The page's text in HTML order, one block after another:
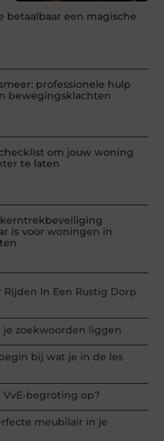
betaalbaar een magische
professionele hulp
bewegingsklachten
om jouw woning
te laten
is voor woningen in
In Een Rustig Dorp
je zoekwoorden liggen
bij wat je in de les
VvE-begroting op?
meubilair in je